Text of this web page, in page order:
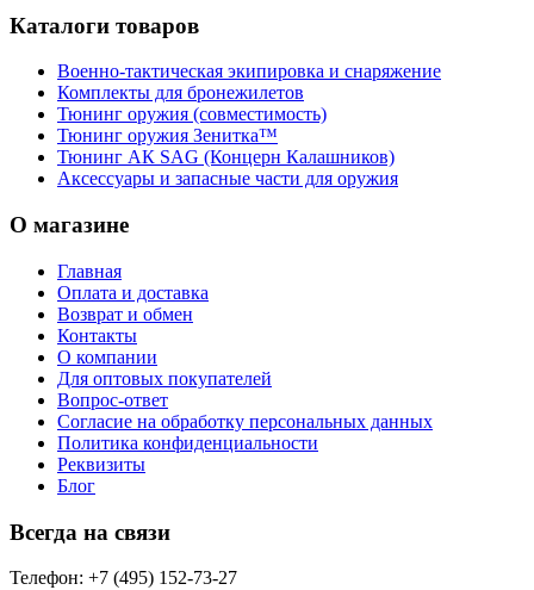
Каталоги товаров
Военно-тактическая экипировка и снаряжение
Комплекты для бронежилетов
Тюнинг оружия (совместимость)
Тюнинг оружия Зенитка™
Тюнинг АК SAG (Концерн Калашников)
Аксессуары и запасные части для оружия
О магазине
Главная
Оплата и доставка
Возврат и обмен
Контакты
О компании
Для оптовых покупателей
Вопрос-ответ
Согласие на обработку персональных данных
Политика конфиденциальности
Реквизиты
Блог
Всегда на связи
Телефон: +7 (495) 152-73-27